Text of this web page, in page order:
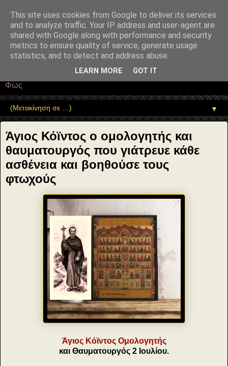
"potentialAction": { "@type": "ReadAction", "target":
"https://www.sophia-ntrekou.gr/2014/07/Agios-kointos-omologitis.html"
Αέναη επΑνάσταση
• Επιστήμη • Ψυχολογία • Λογοτεχνία • Τέχνες • Θεολογία •
Φιλοσοφία • Στοχασμοί... για τη μνήμη, τον άνθρωπο και το
Φως
▼
Άγιος Κόϊντος ο ομολογητής και
θαυματουργός που γιάτρευε κάθε
ασθένεια και βοηθούσε τους
φτωχούς
Άγιος Κόϊντος Ομολογητής
και Θαυματουργός 2 Ιουλίου.
This site uses cookies from Google to deliver its services
and to analyze traffic. Your IP address and user-agent are
shared with Google along with performance and security
metrics to ensure quality of service, generate usage
statistics, and to detect and address abuse.
LEARN MORE GOT IT